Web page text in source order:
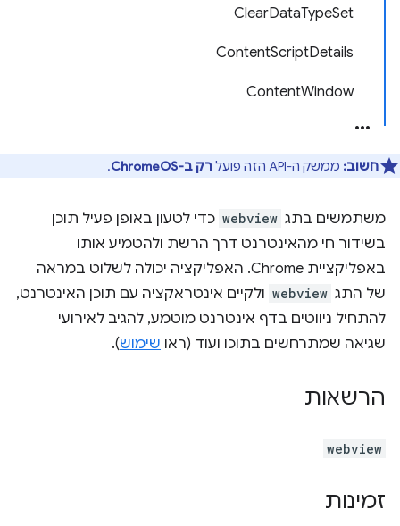
ClearDataTypeSet
ContentScriptDetails
ContentWindow
חשוב: ממשק ה-API הזה פועל רק ב-ChromeOS .
משתמשים בתג webview כדי לטעון באופן פעיל תוכן
בשידור חי מהאינטרנט דרך הרשת ולהטמיע אותו
באפליקציית Chrome. האפליקציה יכולה לשלוט במראה
של התג webview ולקיים אינטראקציה עם תוכן האינטרנט,
להתחיל ניווטים בדף אינטרנט מוטמע, להגיב לאירועי
שגיאה שמתרחשים בתוכו ועוד (ראו שימוש).
הרשאות
webview
זמינות